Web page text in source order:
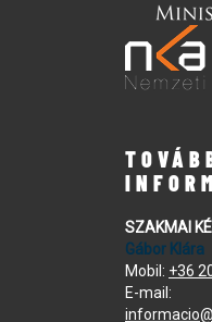
SZAKMAI
Gábor Klára
Mobil: +36
E-mail: